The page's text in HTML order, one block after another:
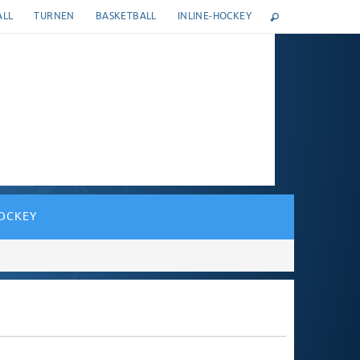
TURNEN BASKETBALL INLINE-HOCKEY